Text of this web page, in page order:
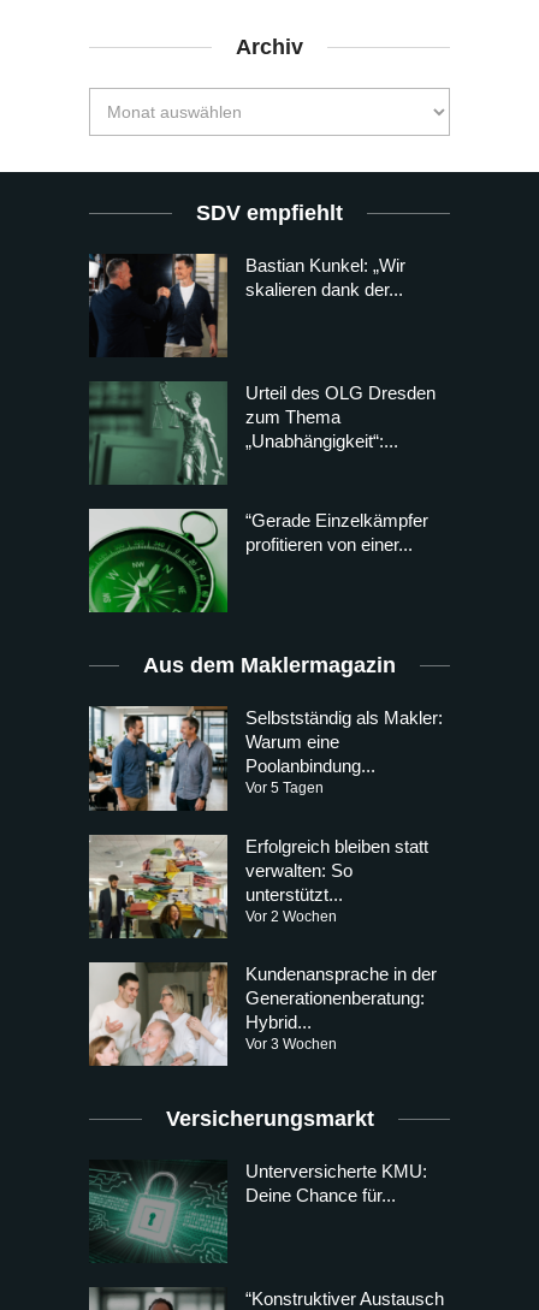
Archiv
SDV empfiehlt
Bastian Kunkel: „Wir
skalieren dank der...
Urteil des OLG Dresden
zum Thema
„Unabhängigkeit“:...
“Gerade Einzelkämpfer
profitieren von einer...
Aus dem Maklermagazin
Selbstständig als Makler:
Warum eine
Poolanbindung...
Vor 5 Tagen
Erfolgreich bleiben statt
verwalten: So
unterstützt...
Vor 2 Wochen
Kundenansprache in der
Generationenberatung:
Hybrid...
Vor 3 Wochen
Versicherungsmarkt
Unterversicherte KMU:
Deine Chance für...
“Konstruktiver Austausch